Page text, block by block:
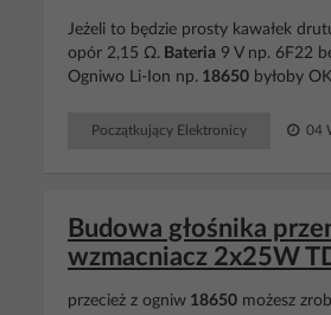
Jeżeli to będzie prosty kawałek
opór 2,15 Ω. Bateria 9 V np. 6F22
Ogniwo Li-Ion np. 18650 byłoby
Początkujący Elektronicy 04
Budowa głośnika
wzmacniacz 2x25W
przecież z ogniw 18650 możesz